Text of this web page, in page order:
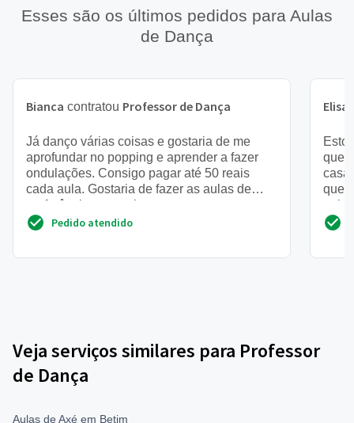
Esses são os últimos pedidos para Aulas
de Dança
Bianca contratou Professor de Dança
Já danço várias coisas e gostaria de me
aprofundar no popping e aprender a fazer
ondulações. Consigo pagar até 50 reais
cada aula. Gostaria de fazer as aulas de
preferência em um lugar qu...
Pedido atendido
Elisa
que
Veja serviços similares para Professor
de Dança
Aulas de Axé em Betim